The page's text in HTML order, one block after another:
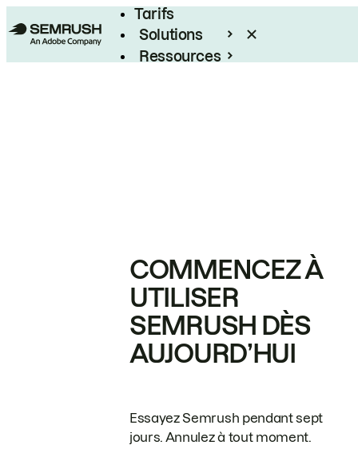
Tarifs
Solutions
Ressources
COMMENCEZ À
UTILISER
SEMRUSH DÈS
AUJOURD’HUI
Essayez Semrush pendant sept
jours. Annulez à tout moment.